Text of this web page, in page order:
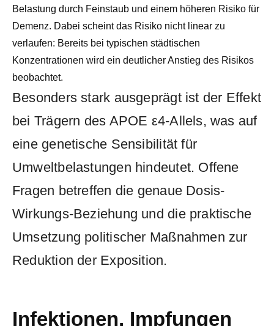
Belastung durch Feinstaub und einem höheren Risiko für
Demenz. Dabei scheint das Risiko nicht linear zu
verlaufen: Bereits bei typischen städtischen
Konzentrationen wird ein deutlicher Anstieg des Risikos
beobachtet.
Besonders stark ausgeprägt ist der Effekt
bei Trägern des APOE ε4-Allels, was auf
eine genetische Sensibilität für
Umweltbelastungen hindeutet. Offene
Fragen betreffen die genaue Dosis-
Wirkungs-Beziehung und die praktische
Umsetzung politischer Maßnahmen zur
Reduktion der Exposition.
Infektionen, Impfungen